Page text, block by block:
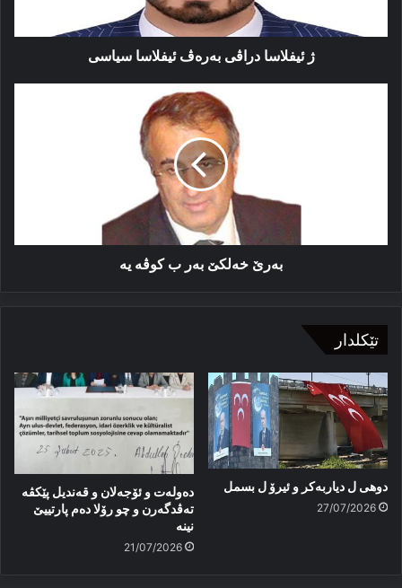
ژ ئيفلاسا دراڤى بەرەڤ ئيفلاسا سياسى
به‌رێ
به‌رێ خه‌لکێ به‌ر ب کوڤه‌ یه‌
تێکلدار
دوهی ل دیاربەکر و ئیرۆ ل بسمل
27/07/2026
دەولەت و ئۆجەلان و قەندیل پێکڤە
تەڤدگەرن و چو رۆلا دەم پارتییێ
نینە
21/07/2026